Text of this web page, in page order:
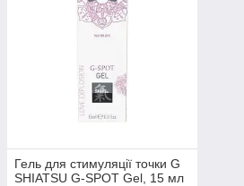
Гель для стимуляції точки G
SHIATSU G-SPOT Gel, 15 мл